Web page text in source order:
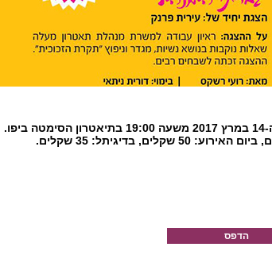
האירוע יתקיים ביום האישה, שלישי ה-14 במרץ 2017 משעה 19:00 בתיאטרון הסימטה ביפו.
כרטיסים במכירה מוקדמת: 40 שקלים, ביום האירוע: 50 שקלים, בדיגיתל: 35 שקלים.
הדפס